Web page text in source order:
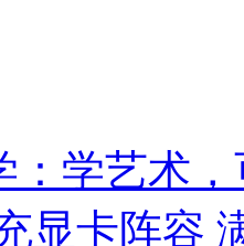
：学艺术
显卡阵容